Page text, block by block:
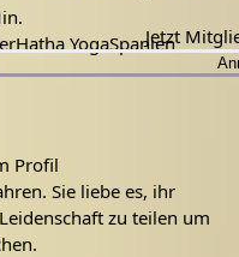
Jetzt
Hatha YogaSpanien
Profil
Sie liebe es, ihr
zu teilen um